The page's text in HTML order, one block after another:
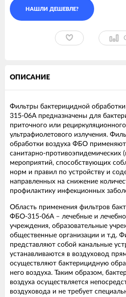
ОПИСАНИЕ
Фильтры бактерицидной
315-06А предназначены для
приточного или
ультрафиолетового излучения.
обработки воздуха ФБО
санитарно-противоэпидемических
мероприятий, способствующих
норм и правил по устройству и
направленных на снижение
профилактику инфекционных
Область применения фильтров
ФБО-315-06A – лечебные и
учреждения, образовательные
общественные организации и т.д.
представляют собой канальные
устанавливаются в воздуховод
осуществляют бактерицидную
него воздуха. Таким образом,
воздуха осуществляется
воздуховода и не требует